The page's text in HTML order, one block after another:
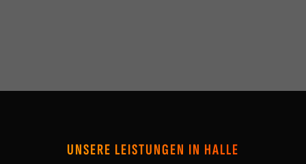
UNSERE LEISTUNGEN IN HALLE